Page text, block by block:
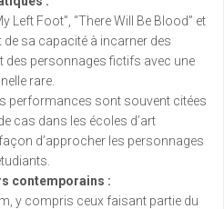
Left Foot”, “There Will Be Blood” et
de sa capacité à incarner des
des personnages fictifs avec une
rare.
performances sont souvent citées
cas dans les écoles d’art
d’approcher les personnages
contemporains :
y compris ceux faisant partie du